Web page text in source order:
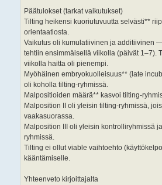
Päätulokset (tarkat vaikutukset)
Tilting heikensi kuoriutuvuutta selvästi**
orientaatiosta.
Vaikutus oli kumulatiivinen ja additiivinen
tehtiin ensimmäisellä viikolla (päivät 1–7).
viikolla haitta oli pienempi.
Myöhäinen embryokuolleisuus** (late
oli koholla tilting-ryhmissä.
Malpositioiden määrä** kasvoi tilting-
Malposition II oli yleisin tilting-ryhmissä,
vaakasuorassa.
Malposition III oli yleisin kontrolliryhmissä
ryhmissä.
Tilting ei ollut viable vaihtoehto
kääntämiselle.
Yhteenveto kirjoittajalta